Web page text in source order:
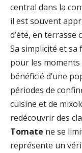
central dans la
il est souvent
d’été, en terrasse
Sa simplicité et
pour les
bénéficié d’une
périodes de
cuisine et de
redécouvrir des
Tomate ne se
représente un